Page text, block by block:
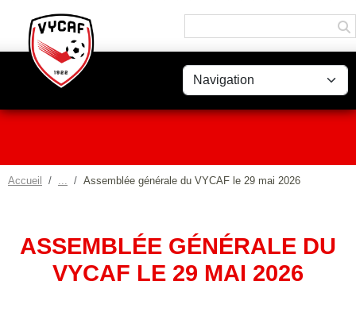
Accueil Assemblée générale du VYCAF le 29 mai 2026
ASSEMBLÉE GÉNÉRALE DU
VYCAF LE 29 MAI 2026